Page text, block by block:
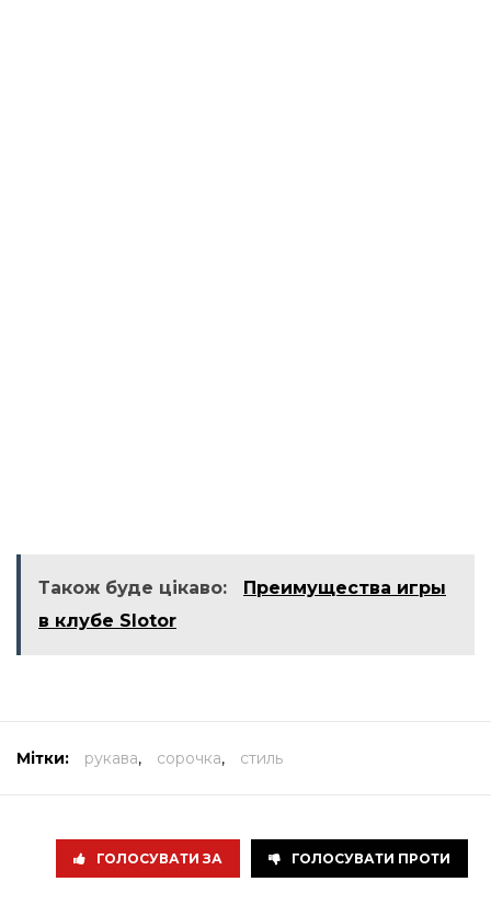
Також буде цікаво:
Преимущества игры
в клубе Slotor
Мітки: рукава, сорочка, стиль
ГОЛОСУВАТИ ЗА ГОЛОСУВАТИ ПРОТИ